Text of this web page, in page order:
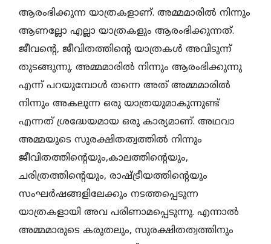
ആരംഭിക്കുന്ന യാത്രകളാണ്. അമ്മമാരിൽ നിന്നും
ആണല്ലോ എല്ലാ യാത്രകളും ആരംഭിക്കുന്നത്.
ജീവന്റെ, ജീവിതത്തിന്റെ യാത്രകൾ അവിടുന്ന്
തുടങ്ങുന്നു. അമ്മമാരിൽ നിന്നും ആരംഭിക്കുന്നു
എന്ന് പറയുമ്പോൾ തന്നെ അത് അമ്മമാരിൽ
നിന്നും അകലുന്ന ഒരു യാത്രയുമാകുന്നുണ്ട്
എന്നത് ശ്രദ്ധേയമായ ഒരു കാര്യമാണ്. അഥവാ
അമ്മയുടെ സുരക്ഷിതത്വത്തിൽ നിന്നും
ജീവിതത്തിന്റെയും,കാലത്തിന്റെയും,
ചരിത്രത്തിന്റെയും, രാഷ്ട്രീയത്തിന്റെയും
സംഘർഷങ്ങളിലേക്കും നടത്തപ്പെടുന്ന
യാത്രകളായി അവ പരിണാമപ്പെടുന്നു. എന്നാൽ
അമ്മമാരുടെ കരുതലും, സുരക്ഷിതത്വത്തിനും